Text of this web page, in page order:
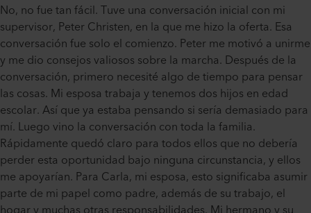
No, no fue tan fácil. Tuve una conversación inicial con mi
supervisor, Peter Christen, en la que me hizo la oferta. Esa
conversación fue solo el comienzo. Peter me motivó a unirme
y me dio consejos valiosos sobre la marcha. Después de la
conversación, primero necesité algo de tiempo para pensar
las cosas. Mi esposa trabaja y tenemos dos hijos en edad
escolar. Así que ya estaba pensando si sería demasiado para
mí. Luego vino la conversación con toda la familia.
Rápidamente quedó claro para todos ellos que no debería
perder esta oportunidad bajo ninguna circunstancia, y ellos
me apoyarían. Para Carla, mi esposa, esto significaba asumir
parte de mi papel como padre, además de su trabajo, el